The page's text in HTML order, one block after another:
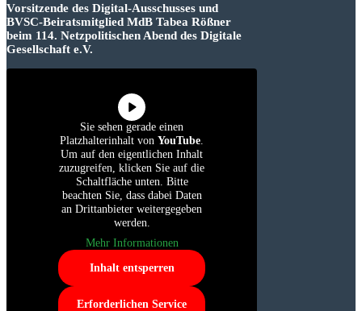
Vorsitzende des Digital-Ausschusses und
BVSC-Beiratsmitglied MdB Tabea Rößner
beim 114. Netzpolitischen Abend des Digitale
Gesellschaft e.V.
Sie sehen gerade einen
Platzhalterinhalt von YouTube
Um auf den eigentlichen Inhalt
zuzugreifen, klicken Sie auf die
Schaltfläche unten. Bitte
beachten Sie, dass dabei Daten
an Drittanbieter weitergegeben
werden.
Mehr Informationen
Inhalt entsperren
Erforderlichen Service